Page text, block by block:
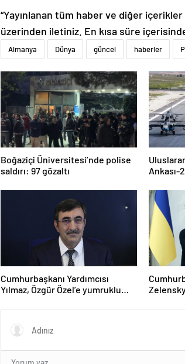
“Yayınlanan tüm haber ve diğer
üzerinden iletiniz. En kısa süre
Almanya Dünya güncel haberler
Boğaziçi Üniversitesi’nde polise
saldırı: 97 gözaltı
Ankası-
Cumhurbaşkanı Yardımcısı
Yılmaz, Özgür Özel’e yumruklu